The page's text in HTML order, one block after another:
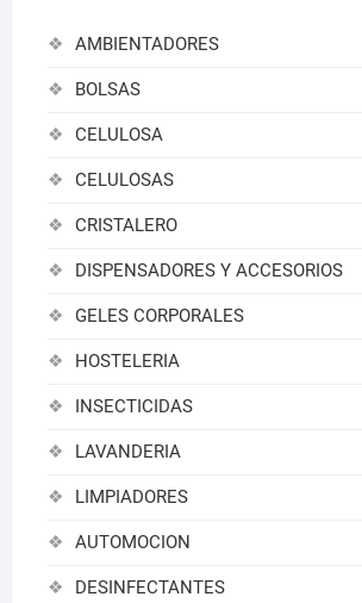
AMBIENTADORES
BOLSAS
CELULOSA
CELULOSAS
CRISTALERO
DISPENSADORES Y ACCESORIOS
GELES CORPORALES
HOSTELERIA
INSECTICIDAS
LAVANDERIA
LIMPIADORES
AUTOMOCION
DESINFECTANTES